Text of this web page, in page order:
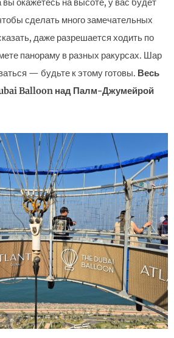
вы окажетесь на высоте, у вас будет
сделать много замечательных
даже разрешается ходить по
панораму в разных ракурсах. Шар
— будьте к этому готовы. Весь
Balloon над Палм-Джумейрой